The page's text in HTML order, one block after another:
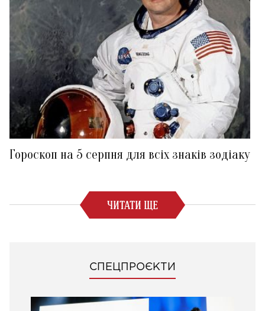
Гороскоп на 5 серпня для всіх знаків зодіаку
ЧИТАТИ ЩЕ
СПЕЦПРОЄКТИ